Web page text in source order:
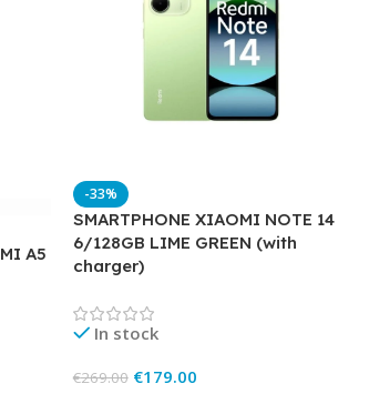
A5
-33%
SMARTPHONE XIAOMI NOTE 14
6/128GB LIME GREEN (with
charger)
In stock
€269.00 €179.00